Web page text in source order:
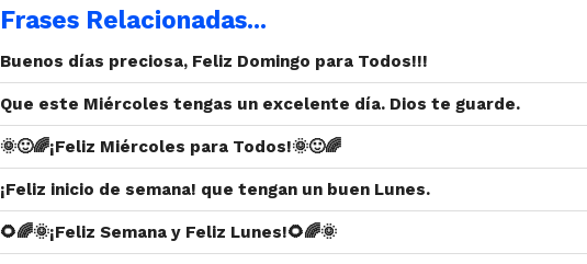
Frases Relacionadas...
Buenos días preciosa, Feliz Domingo para Todos!!!
Que este Miércoles tengas un excelente día. Dios te guarde.
🌞🙂🌈¡Feliz Miércoles para Todos!🌞🙂🌈
¡Feliz inicio de semana! que tengan un buen Lunes.
🌻🌈🌞¡Feliz Semana y Feliz Lunes!🌻🌈🌞